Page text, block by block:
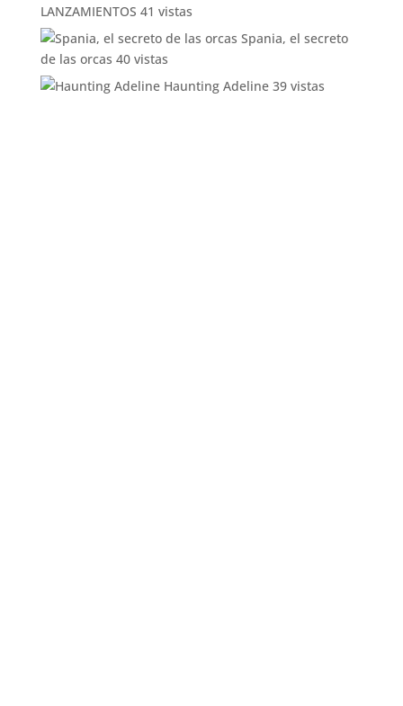
LANZAMIENTOS 41 vistas
Spania, el secreto
de las orcas 40 vistas
Haunting Adeline 39 vistas